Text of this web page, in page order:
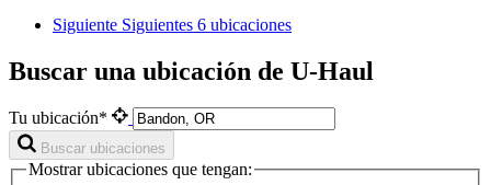
Siguiente Siguientes 6 ubicaciones
Buscar una ubicación de U-Haul
Tu ubicación*
Buscar ubicaciones
Mostrar ubicaciones que tengan: